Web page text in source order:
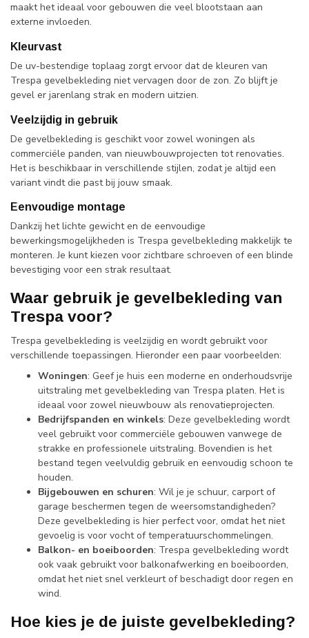
maakt het ideaal voor gebouwen die veel blootstaan aan
externe invloeden.
Kleurvast
De uv-bestendige toplaag zorgt ervoor dat de kleuren van
Trespa gevelbekleding niet vervagen door de zon. Zo blijft je
gevel er jarenlang strak en modern uitzien.
Veelzijdig in gebruik
De gevelbekleding is geschikt voor zowel woningen als
commerciële panden, van nieuwbouwprojecten tot renovaties.
Het is beschikbaar in verschillende stijlen, zodat je altijd een
variant vindt die past bij jouw smaak.
Eenvoudige montage
Dankzij het lichte gewicht en de eenvoudige
bewerkingsmogelijkheden is Trespa gevelbekleding makkelijk te
monteren. Je kunt kiezen voor zichtbare schroeven of een blinde
bevestiging voor een strak resultaat.
Waar gebruik je gevelbekleding van
Trespa voor?
Trespa gevelbekleding is veelzijdig en wordt gebruikt voor
verschillende toepassingen. Hieronder een paar voorbeelden:
Woningen: Geef je huis een moderne en onderhoudsvrije
uitstraling met gevelbekleding van Trespa platen. Het is
ideaal voor zowel nieuwbouw als renovatieprojecten.
Bedrijfspanden en winkels: Deze gevelbekleding wordt
veel gebruikt voor commerciële gebouwen vanwege de
strakke en professionele uitstraling. Bovendien is het
bestand tegen veelvuldig gebruik en eenvoudig schoon te
houden.
Bijgebouwen en schuren: Wil je je schuur, carport of
garage beschermen tegen de weersomstandigheden?
Deze gevelbekleding is hier perfect voor, omdat het niet
gevoelig is voor vocht of temperatuurschommelingen.
Balkon- en boeiboorden: Trespa gevelbekleding wordt
ook vaak gebruikt voor balkonafwerking en boeiboorden,
omdat het niet snel verkleurt of beschadigt door regen en
wind.
Hoe kies je de juiste gevelbekleding?